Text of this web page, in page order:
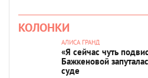
КОЛОНКИ
АЛИСА ГРАНД
«Я сейчас чуть
Бажкеновой
суде